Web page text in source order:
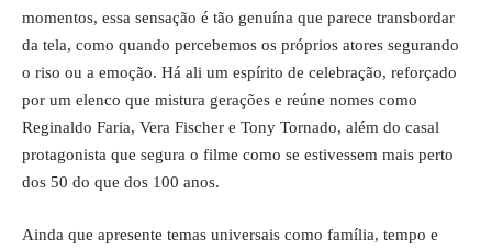
momentos, essa sensação é tão genuína que parece transbordar
da tela, como quando percebemos os próprios atores segurando
o riso ou a emoção. Há ali um espírito de celebração, reforçado
por um elenco que mistura gerações e reúne nomes como
Reginaldo Faria, Vera Fischer e Tony Tornado, além do casal
protagonista que segura o filme como se estivessem mais perto
dos 50 do que dos 100 anos.
Ainda que apresente temas universais como família, tempo e